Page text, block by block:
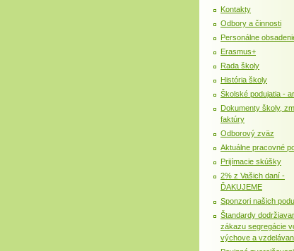
Kontakty
Odbory a činnosti
Personálne
Erasmus+
Rada školy
História školy
Školské podujatia -
Dokumenty školy,
faktúry
Odborový zväz
Aktuálne pracovné
Prijímacie skúšky
2% z Vašich daní -
ĎAKUJEME
Sponzori našich
Štandardy
zákazu segregácie
výchove a